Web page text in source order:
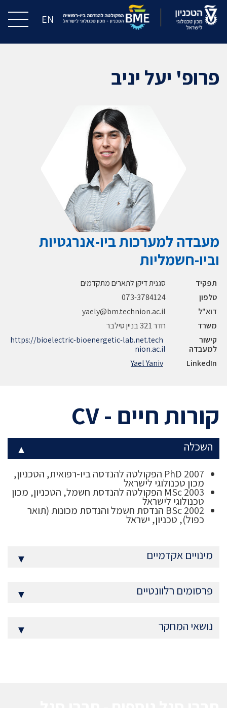
EN
פרופ' יעל יניב
מעבדה למערכות ביו-אנרגטיות
וביו-חשמליות
תפקיד
סגנית דיקן לתארים מתקדמים
טלפון
073-3784124
דוא"ל
yaely@bm.technion.ac.il
משרד
חדר 321 בניין סילבר
קישור
למעבדה
https://bioelectric-bioenergetic-lab.net.tech
nion.ac.il
LinkedIn
Yael Yaniv
קורות חיים - CV
השכלה
▼
PhD 2007 הפקולטה להנדסה ביו-רפואית, הטכניון,
מכון טכנולוגי לישראל
MSc 2003 הפקולטה להנדסת חשמל, הטכניון, מכון
טכנולוגי לישראל
BSc 2002 הנדסת חשמל והנדסת מכונות (תואר
כפול), טכניון, ישראל
מינויים אקדמיים ▼
פרסומים רלוונטיים ▼
נושאי המחקר ▼